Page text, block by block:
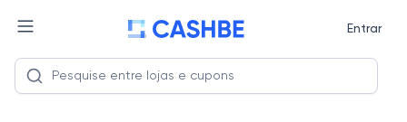
Entrar